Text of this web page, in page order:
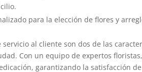
para la elección de flores y
servicio al cliente son dos de las
Con un equipo de expertos
garantizando la satisfacción